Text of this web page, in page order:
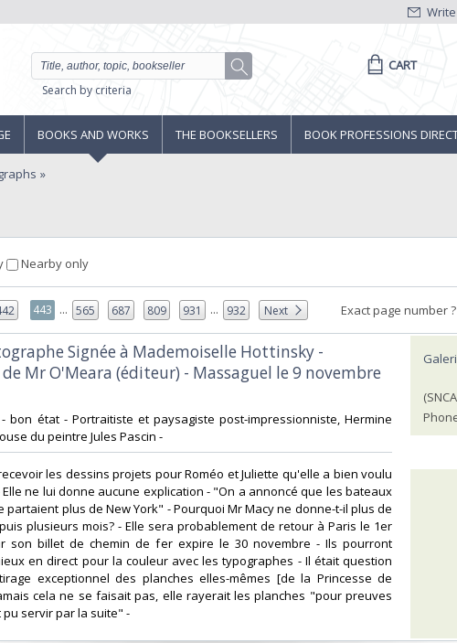
Search by criteria
CART
BOOKS AND WORKS THE BOOKSELLERS BOOK PROFESSIONS
Nearby only
443 ... 565 687 809 931 ... 932 Next Exact page number ?
Signée à Mademoiselle Hottinsky -
Mr O'Meara (éditeur) - Massaguel le 9 novembre
- bon état - Portraitiste et paysagiste post-impressionniste, Hermine
du peintre Jules Pascin -‎
les dessins projets pour Roméo et Juliette qu'elle a bien voulu
ne lui donne aucune explication - "On a annoncé que les bateaux
partaient plus de New York" - Pourquoi Mr Macy ne donne-t-il plus de
plusieurs mois? - Elle sera probablement de retour à Paris le 1er
son billet de chemin de fer expire le 30 novembre - Ils pourront
en direct pour la couleur avec les typographes - Il était question
exceptionnel des planches elles-mêmes [de la Princesse de
cela ne se faisait pas, elle rayerait les planches "pour preuves
servir par la suite" -